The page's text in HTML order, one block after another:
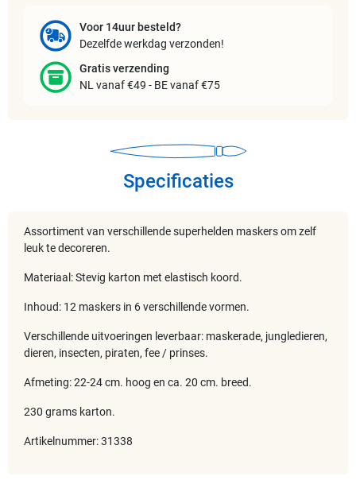
Voor 14uur besteld?
Dezelfde werkdag verzonden!
Gratis verzending
NL vanaf €49 - BE vanaf €75
Specificaties
Assortiment van verschillende superhelden maskers om zelf
leuk te decoreren.
Materiaal: Stevig karton met elastisch koord.
Inhoud: 12 maskers in 6 verschillende vormen.
Verschillende uitvoeringen leverbaar: maskerade, jungledieren,
dieren, insecten, piraten, fee / prinses.
Afmeting: 22-24 cm. hoog en ca. 20 cm. breed.
230 grams karton.
Artikelnummer: 31338